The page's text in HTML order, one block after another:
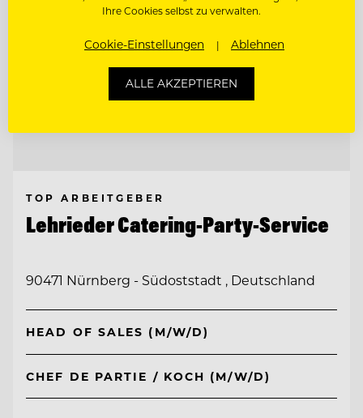
TOP ARBEITGEBER
Lehrieder Catering-Party-Service
90471 Nürnberg - Südoststadt , Deutschland
HEAD OF SALES (M/W/D)
CHEF DE PARTIE / KOCH (M/W/D)
Ihre Cookies selbst zu verwalten.
Cookie-Einstellungen Ablehnen
ALLE AKZEPTIEREN